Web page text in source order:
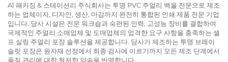
A1 패키징 & 스테이션리 주식회사는 투명 PVC 주얼리 백을 전문으로 제조
하는 업체이자, 디자인, 생산, 마감까지 완전히 통합된 인쇄 제품 전문 기업
입니다. 당사 시설은 전문 워크숍과 숙련된 인력, 고성능 장비를 결합하여
국제적인 주얼리 소매업체 및 도매업체의 엄격한 요구 사항을 충족하는 셀
프 실링 주얼리 포장 솔루션을 제공합니다. 당사가 제조하는 투명 브레이
슬릿 포장은 원자재 선정에서 최종 검사에 이르기까지 모든 제조 단계에서
품질 관리에 대한 철저한 약속을 반영합니다.